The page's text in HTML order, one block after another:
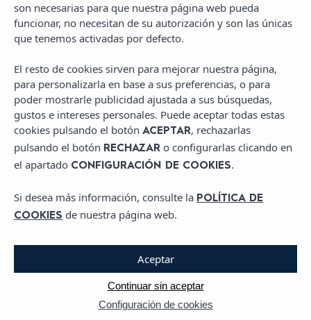
29. REAL MADRID
30. TEF
4. CUATRO HD 32. TDP
5. TELECINCO HD 33. TDP HD
6. LA SEXTA HD 34. DKISS
7. NEOX 35. TEN
38. DIVINITY
son necesarias para que nuestra página web pueda
funcionar, no necesitan de su autorización y son las únicas
que tenemos activadas por defecto.
El resto de cookies sirven para mejorar nuestra página,
para personalizarla en base a sus preferencias, o para
poder mostrarle publicidad ajustada a sus búsquedas,
gustos e intereses personales. Puede aceptar todas estas
cookies pulsando el botón ACEPTAR, rechazarlas
pulsando el botón RECHAZAR o configurarlas clicando en
el apartado CONFIGURACIÓN DE COOKIES.
Si desea más información, consulte la POLÍTICA DE
COOKIES de nuestra página web.
Configuración de cookies
Continuar sin aceptar
Aceptar